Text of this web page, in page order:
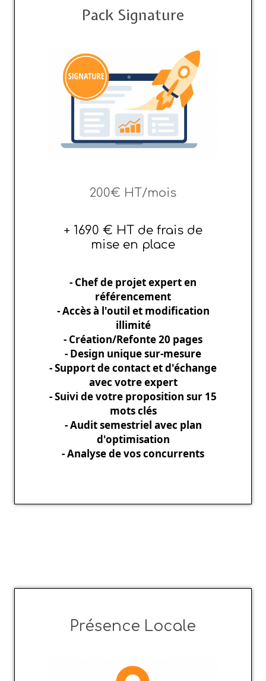
Pack Signature
200€ HT/mois
+ 1690 € HT de frais de
mise en place
- Chef de projet expert en
référencement
- Accès à l'outil et modification
illimité
- Création/Refonte 20 pages
- Design unique sur-mesure
- Support de contact et d'échange
avec votre expert
- Suivi de votre proposition sur 15
mots clés
- Audit semestriel avec plan
d'optimisation
- Analyse de vos concurrents
Présence Locale